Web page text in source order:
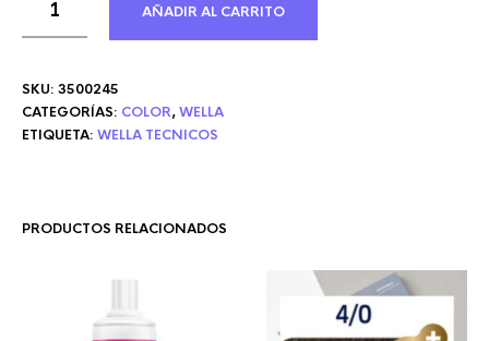
AÑADIR AL CARRITO
SKU: 3500245
CATEGORÍAS: COLOR,WELLA
ETIQUETA: WELLA TECNICOS
PRODUCTOS RELACIONADOS